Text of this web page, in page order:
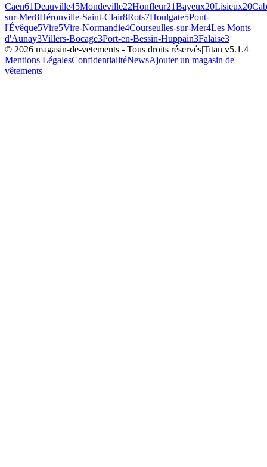
Caen61Deauville45Mondeville22Honfleur21Bayeux20Lisieux20
sur-Mer8Hérouville-Saint-Clair8Rots7Houlgate5Pont-
l'Évêque5Vire5Vire-Normandie4Courseulles-sur-Mer4Les Monts
d'Aunay3Villers-Bocage3Port-en-Bessin-Huppain3Falaise3
© 2026 magasin-de-vetements - Tous droits réservés|Titan v5.1.4
Mentions LégalesConfidentialitéNewsAjouter un magasin de
vêtements